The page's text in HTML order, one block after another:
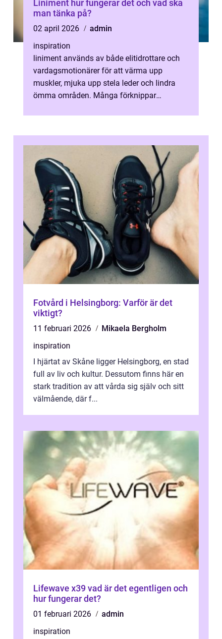
Liniment hur fungerar det och vad ska
man tänka på?
02 april 2026
admin
inspiration
liniment används av både elitidrottare och
vardagsmotionärer för att värma upp
muskler, mjuka upp stela leder och lindra
ömma områden. Många förknippar
Fotvård i Helsingborg: Varför är det
viktigt?
11 februari 2026
Mikaela Bergholm
inspiration
I hjärtat av Skåne ligger Helsingborg, en stad
full av liv och kultur. Dessutom finns här en
stark tradition av att vårda sig själv och sitt
välmående, där f...
Lifewave x39 vad är det egentligen och
hur fungerar det?
01 februari 2026
admin
inspiration